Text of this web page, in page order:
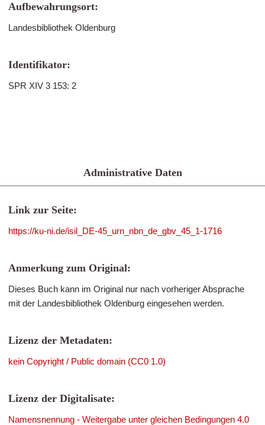
Aufbewahrungsort:
Landesbibliothek Oldenburg
Identifikator:
SPR XIV 3 153: 2
Administrative Daten
Link zur Seite:
https://ku-ni.de/isil_DE-45_urn_nbn_de_gbv_45_1-1716
Anmerkung zum Original:
Dieses Buch kann im Original nur nach vorheriger Absprache
mit der Landesbibliothek Oldenburg eingesehen werden.
Lizenz der Metadaten:
kein Copyright / Public domain (CC0 1.0)
Lizenz der Digitalisate:
Namensnennung - Weitergabe unter gleichen Bedingungen 4.0